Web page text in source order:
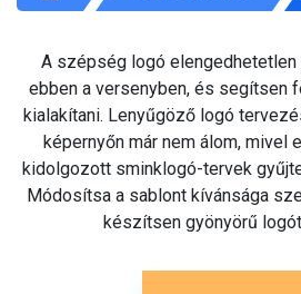
A szépség logó elengedhetetlen
ebben a versenyben, és segítsen
kialakítani. Lenyűgöző logó
képernyőn már nem álom, mivel
kidolgozott sminklogó-tervek
Módosítsa a sablont kívánsága
készítsen gyönyörű logót